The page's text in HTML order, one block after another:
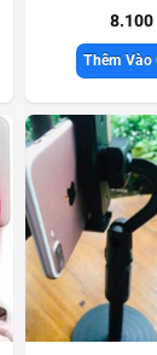
8.100
Thêm Vào